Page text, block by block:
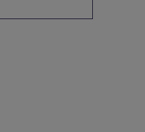
loca